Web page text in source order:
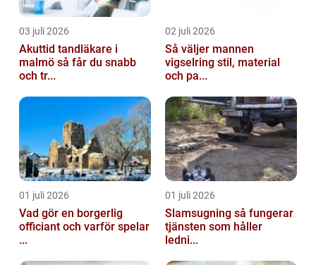
03 juli 2026
Akuttid tandläkare i
malmö så får du snabb
och tr...
02 juli 2026
Så väljer mannen
vigselring stil, material
och pa...
01 juli 2026
Vad gör en borgerlig
officiant och varför spelar
...
01 juli 2026
Slamsugning så fungerar
tjänsten som håller
ledni...